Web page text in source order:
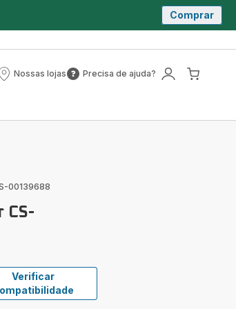
Comprar
Nossas lojas
Nossas
Precisa de ajuda?
Precisa
00139688
Verificar